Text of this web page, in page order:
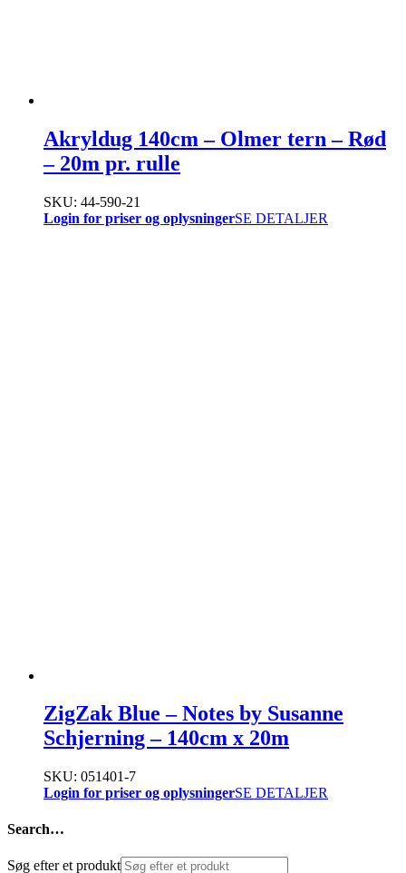
Akryldug 140cm – Olmer tern – Rød
– 20m pr. rulle
SKU: 44-590-21
Login for priser og oplysningerSE DETALJER
ZigZak Blue – Notes by Susanne
Schjerning – 140cm x 20m
SKU: 051401-7
Login for priser og oplysningerSE DETALJER
Search…
Søg efter et produkt